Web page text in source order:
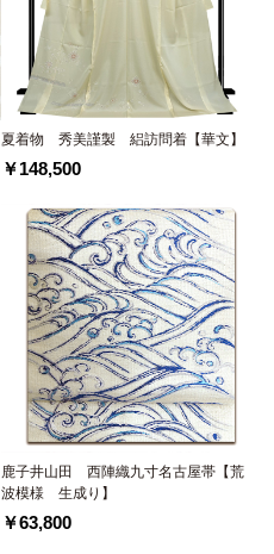
夏着物 秀美謹製 絽訪問着【華文】
￥148,500
鹿子井山田 西陣織九寸名古屋帯【荒
波模様 生成り】
￥63,800